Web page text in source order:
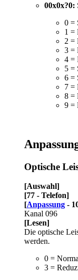
00x0x?0:
0 =
1 =
2 =
3 =
4 =
5 =
6 =
7 =
8 =
9 =
Optische
[Auswahl]
[77 - Telefon]
[Anpassung -
Kanal 096
[Lesen]
Die optische
werden.
0 =
3 =